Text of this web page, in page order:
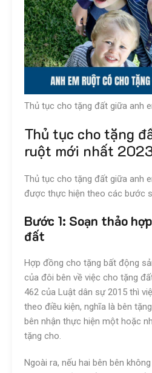
Thủ tục cho tặng đất giữa anh
Thủ tục cho tặng
ruột mới nhất
Thủ tục cho tặng đất giữa anh
được thực hiện theo các bước
Bước 1: Soạn thảo
đất
Hợp đồng cho tặng bất động
của đôi bên về việc cho tặng
462 của Luật dân sự 2015 thì
theo điều kiện, nghĩa là bên
bên nhận thực hiện một hoặc
tặng cho.
Ngoài ra, nếu hai bên bên